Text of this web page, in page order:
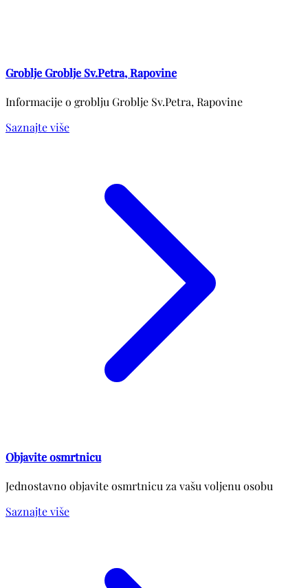
Groblje Groblje Sv.Petra, Rapovine
Informacije o groblju Groblje Sv.Petra, Rapovine
Saznajte više
Objavite osmrtnicu
Jednostavno objavite osmrtnicu za vašu voljenu osobu
Saznajte više